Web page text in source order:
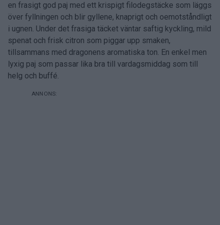
en frasigt god paj med ett krispigt filodegstäcke som läggs
över fyllningen och blir gyllene, knaprigt och oemotståndligt
i ugnen. Under det frasiga täcket väntar saftig kyckling, mild
spenat och frisk citron som piggar upp smaken,
tillsammans med dragonens aromatiska ton. En enkel men
lyxig paj som passar lika bra till vardagsmiddag som till
helg och buffé.